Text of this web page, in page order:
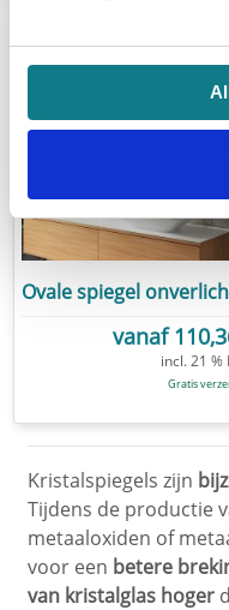
Kristalspiegels zijn
Tijdens de productie
metaaloxiden of
voor een betere
van kristalglas hoger
Ovale spiegel
vanaf
Gratis